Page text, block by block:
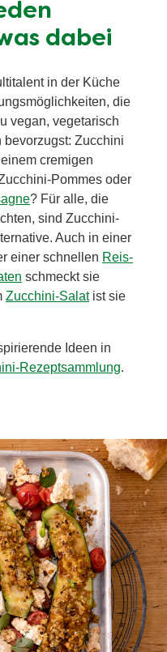
dabei
in der Küche
die
vegan, vegetarisch
bevorzugst: Zucchini
cremigen
Pommes oder
? Für alle, die
sind Zucchini-
Auch in einer
einer schnellen Reis-
schmeckt sie
Zucchini-Salatist sie
Ideen in
Rezeptsammlung.